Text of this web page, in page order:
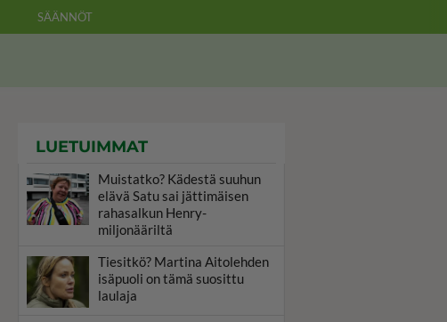
SÄÄNNÖT
LUETUIMMAT
Muistatko? Kädestä suuhun
elävä Satu sai jättimäisen
rahasalkun Henry-
miljonääriltä
Tiesitkö? Martina Aitolehden
isäpuoli on tämä suosittu
laulaja